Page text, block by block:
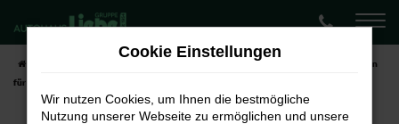
Zum
Hauptinhalt
springen
Škoda Kamiq Jahreswagen
für Zwickau
Cookie Einstellungen
Wir nutzen Cookies, um Ihnen die bestmögliche
Nutzung unserer Webseite zu ermöglichen und unsere